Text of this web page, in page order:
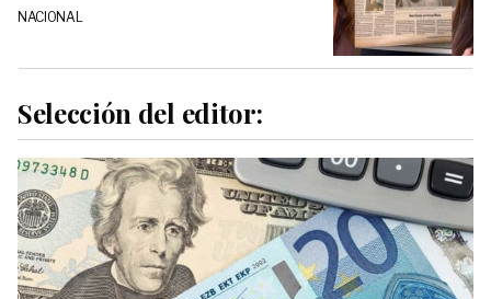
NACIONAL
Selección del editor: